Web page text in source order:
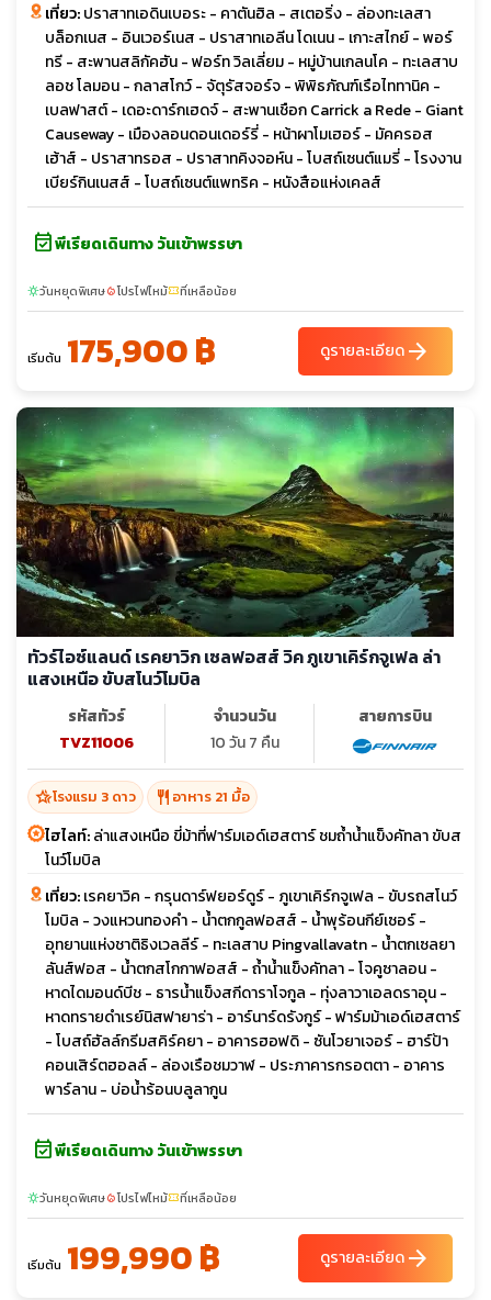
เที่ยว:ปราสาทเอดินเบอระ - คาตันฮิล - สเตอริ่ง - ล่องทะเลสา
บล็อกเนส - อินเวอร์เนส - ปราสาทเอลีน โดเนน - เกาะสไกย์ - พอร์
ทรี - สะพานสลิกัคฮัน - ฟอร์ท วิลเลี่ยม - หมู่บ้านเกลนโค - ทะเลสาบ
ลอช โลมอน - กลาสโกว์ - จัตุรัสจอร์จ - พิพิธภัณฑ์เรือไททานิค -
เบลฟาสต์ - เดอะดาร์กเฮดจ์ - สะพานเชือก Carrick a Rede - Giant
Causeway - เมืองลอนดอนเดอร์รี่ - หน้าผาโมเฮอร์ - มัคครอส
เฮ้าส์ - ปราสาทรอส - ปราสาทคิงจอห์น - โบสถ์เซนต์แมรี่ - โรงงาน
เบียร์กินเนสส์ - โบสถ์เซนต์แพทริค - หนังสือแห่งเคลส์
event_availableพีเรียดเดินทาง วันเข้าพรรษา
sunnyวันหยุดพิเศษlocal_fire_departmentโปรไฟไหม้confirmation_numberที่เหลือน้อย
เริ่มต้น 175,900 ฿ ดูรายละเอียดarrow_forward
ทัวร์ไอซ์แลนด์ เรคยาวิก เซลฟอสส์ วิค ภูเขาเคิร์กจูเฟล ล่า
แสงเหนือ ขับสโนว์โมบิล
รหัสทัวร์
TVZ11006
จำนวนวัน
10 วัน 7 คืน
สายการบิน
hotel_classโรงแรม 3 ดาว restaurant อาหาร 21 มื้อ
ไฮไลท์:ล่าแสงเหนือ ขี่ม้าที่ฟาร์มเอด์เฮสตาร์ ชมถ้ำน้ำแข็งคัทลา ขับส
โนว์โมบิล
เที่ยว:เรคยาวิค - กรุนดาร์ฟยอร์ดูร์ - ภูเขาเคิร์กจูเฟล - ขับรถสโนว์
โมบิล - วงแหวนทองคำ - น้ำตกกูลฟอสส์ - น้ำพุร้อนกีย์เซอร์ -
อุทยานแห่งชาติธิงเวลลีร์ - ทะเลสาบ Pingvallavatn - น้ำตกเซลยา
ลันส์ฟอส - น้ำตกสโกกาฟอสส์ - ถ้ำน้ำแข็งคัทลา - โจคูซาลอน -
หาดไดมอนด์บีช - ธารน้ำแข็งสกีดาราโจกูล - ทุ่งลาวาเอลดราอุน -
หาดทรายดำเรย์นิสฟายาร่า - อาร์นาร์ดรังกูร์ - ฟาร์มม้าเอด์เฮสตาร์
- โบสถ์ฮัลล์กรีมสคิร์คยา - อาคารฮอฟดิ - ซันโวยาเจอร์ - ฮาร์ป้า
คอนเสิร์ตฮอลล์ - ล่องเรือชมวาฬ - ประภาคารกรอตตา - อาคาร
พาร์ลาน - บ่อน้ำร้อนบลูลากูน
event_availableพีเรียดเดินทาง วันเข้าพรรษา
sunnyวันหยุดพิเศษlocal_fire_departmentโปรไฟไหม้confirmation_numberที่เหลือน้อย
เริ่มต้น 199,990 ฿ ดูรายละเอียดarrow_forward